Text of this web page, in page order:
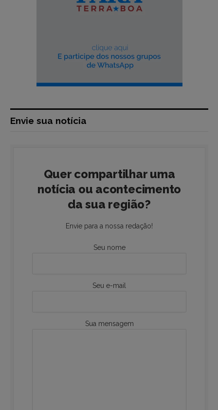
Envie sua notícia
Quer compartilhar uma
notícia ou acontecimento
da sua região?
Envie para a nossa redação!
Seu nome
Seu e-mail
Sua mensagem